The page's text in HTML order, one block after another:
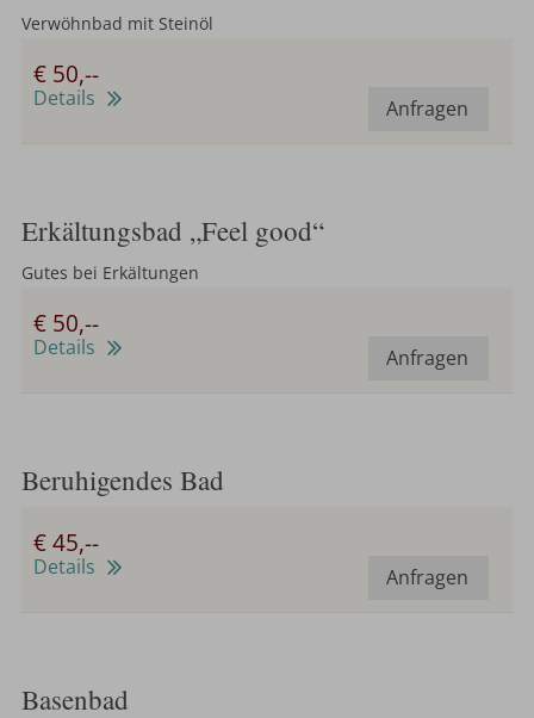
Verwöhnbad mit Steinöl
€ 50,--
Anfragen
Details
Erkältungsbad „Feel good“
Gutes bei Erkältungen
€ 50,--
Anfragen
Details
Beruhigendes Bad
€ 45,--
Anfragen
Details
Basenbad